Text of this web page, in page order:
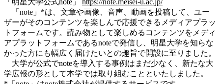
「note」*は、文章や画像、音声、動画を投稿して、ユー
ザーがそのコンテンツを楽しんで応援できるメディアプラッ
トフォームです。読み物として楽しめるコンテンツをメディ
アプラットフォームであるnoteで発信し、明星大学を知らな
かった方にも幅広く届けたいとの趣旨で開設に至りました。
大学が公式でnoteを導入する事例はまだ少なく、新たな大
学広報の形として本学では取り組むことといたしました。